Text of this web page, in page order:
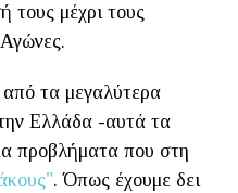
τους μέχρι τους
τα μεγαλύτερα
Ελλάδα -αυτά τα
προβλήματα που στη
. Όπως έχουμε δει